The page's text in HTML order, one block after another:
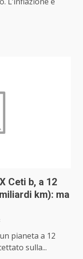
Ceti b, a 12
km): ma
pianeta a 12
sulla...